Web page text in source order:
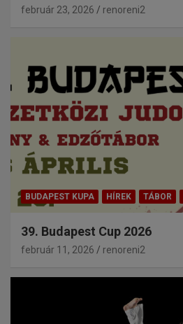
február 23, 2026 renoreni2
BUDAPEST KUPA HÍREK TÁBOR
39. Budapest Cup 2026
február 11, 2026 renoreni2